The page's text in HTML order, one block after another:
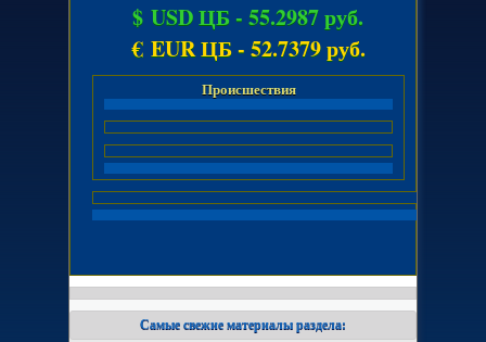
$ USD ЦБ - 55.2987 руб.
€ EUR ЦБ - 52.7379 руб.
Происшествия
Самые свежие материалы раздела: